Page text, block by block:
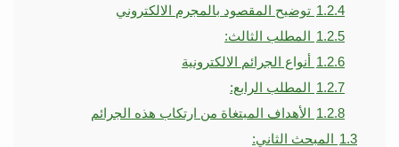
1.2.4 توضيح المقصود بالمجرم الالكتروني
1.2.5 المطلب الثالث:
1.2.6 أنواع الجرائم الالكترونية
1.2.7 المطلب الرابع:
1.2.8 الأهداف المبتغاة من ارتكاب هذه الجرائم
1.3 المبحث الثاني: